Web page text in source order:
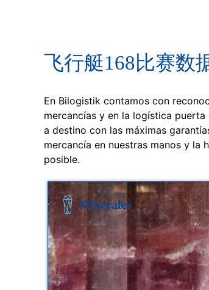
飞行艇168比赛数
En Bilogistik contamos con
mercancías y en la logística
a destino con las máximas
mercancía en nuestras manos y la
posible.
Minerales